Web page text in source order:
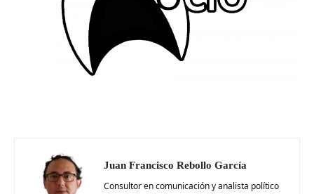
Juan Francisco Rebollo García
Consultor en comunicación y analista político